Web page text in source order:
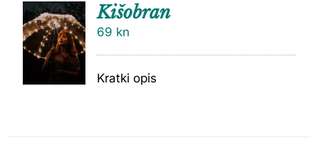
DODAJ
U
KOŠARI
Kišobran
69 kn
Kratki opis